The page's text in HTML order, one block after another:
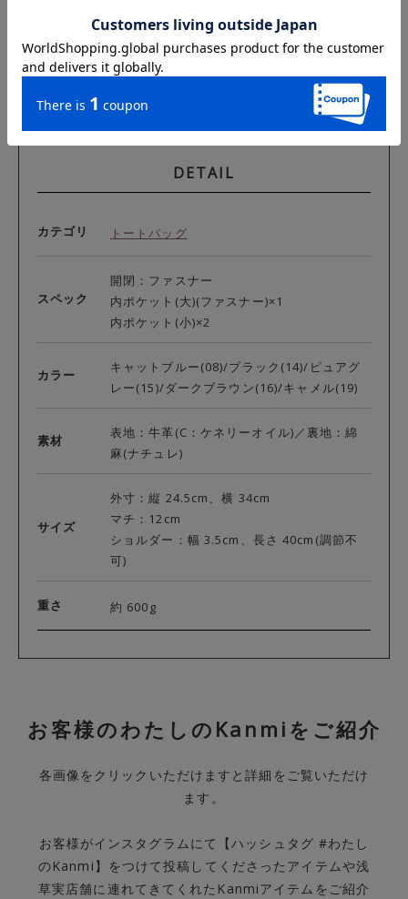
DETAIL
カテゴリ トートバッグ
スペック
開閉：ファスナー
内ポケット(大)(ファスナー)×1
内ポケット(小)×2
カラー
キャットブルー(08)/ブラック(14)/ピュアグ
レー(15)/ダークブラウン(16)/キャメル(19)
素材
表地：牛革(C：ケネリーオイル)／裏地：綿
麻(ナチュレ)
サイズ
外寸：縦 24.5cm、横 34cm
マチ：12cm
ショルダー：幅 3.5cm、長さ 40cm(調節不
可)
重さ 約 600g
お客様のわたしのKanmiをご紹介
各画像をクリックいただけますと詳細をご覧いただけ
ます。
お客様がインスタグラムにて【ハッシュタグ #わたし
のKanmi】をつけて投稿してくださったアイテムや浅
草実店舗に連れてきてくれたKanmiアイテムをご紹介